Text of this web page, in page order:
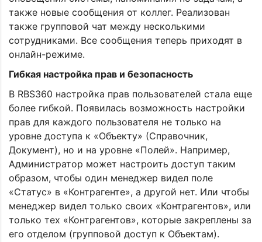
также новые сообщения от коллег. Реализован
также групповой чат между несколькими
сотрудниками. Все сообщения теперь приходят в
онлайн-режиме.
Гибкая настройка прав и безопасность
В RBS360 настройка прав пользователей стала еще
более гибкой. Появилась возможность настройки
прав для каждого пользователя не только на
уровне доступа к «Объекту» (Справочник,
Документ), но и на уровне «Полей». Например,
Администратор может настроить доступ таким
образом, чтобы один менеджер видел поле
«Статус» в «Контрагенте», а другой нет. Или чтобы
менеджер видел только своих «Контрагентов», или
только тех «Контрагентов», которые закреплены за
его отделом (групповой доступ к Объектам).